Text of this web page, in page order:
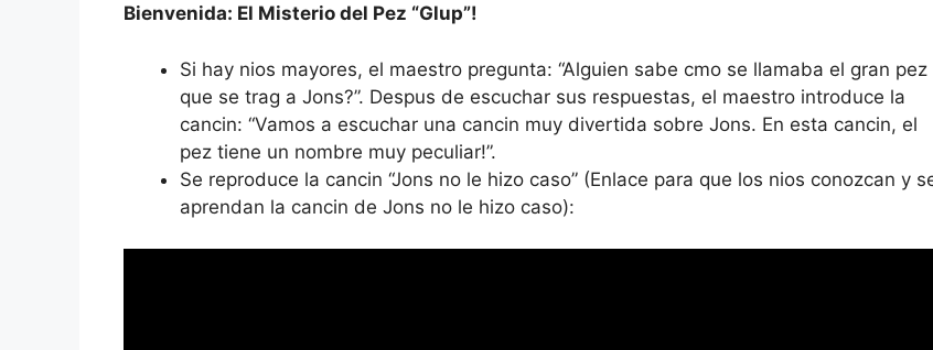
Bienvenida: El Misterio del Pez “Glup”!
Si hay nios mayores, el maestro pregunta: “Alguien sabe cmo se llamaba el gran pez
que se trag a Jons?”. Despus de escuchar sus respuestas, el maestro introduce la
cancin: “Vamos a escuchar una cancin muy divertida sobre Jons. En esta cancin, el
pez tiene un nombre muy peculiar!”.
Se reproduce la cancin “Jons no le hizo caso” (Enlace para que los nios conozcan y
aprendan la cancin de Jons no le hizo caso):